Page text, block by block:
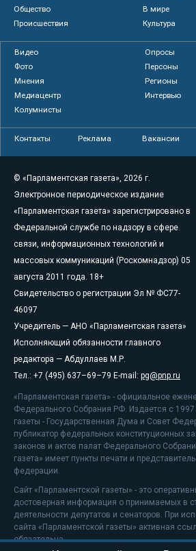
Общество
В мире
Происшествия
Культура
Видео
Опросы
Фото
Персоны
Мнения
Регионы
Медиацентр
Интервью
Колумнисты
Контакты Реклама Вакансии
© «Парламентская газета», 2026 г.
Электронное периодическое издание
«Парламентская газета» зарегистрировано в
Федеральной службе по надзору в сфере
связи, информационных технологий и
массовых коммуникаций (Роскомнадзор) 05
августа 2011 года. 18+
Свидетельство о регистрации Эл № ФС77-
46097
Учредитель — АНО «Парламентская газета»
Исполняющий обязанности главного
редактора — Абдуллаев М.Р.
Тел.: +7 (495) 637–69–79 E-mail: pg@pnp.ru
«Парламентская газета» - официальное
Федерального Собрания РФ. Издается с 1997
газеты - Государственная Дума и Совет
публикатор федеральных конституционных
законов и актов палат Федерального
газета» имеет пункты печати и
федерации.
Сайт «Парламентской газеты» - это
достоверная информация о принимаемых в
деятельности депутатов и сенаторов. При
сайта «Парламентской газеты» активная
обязательна.